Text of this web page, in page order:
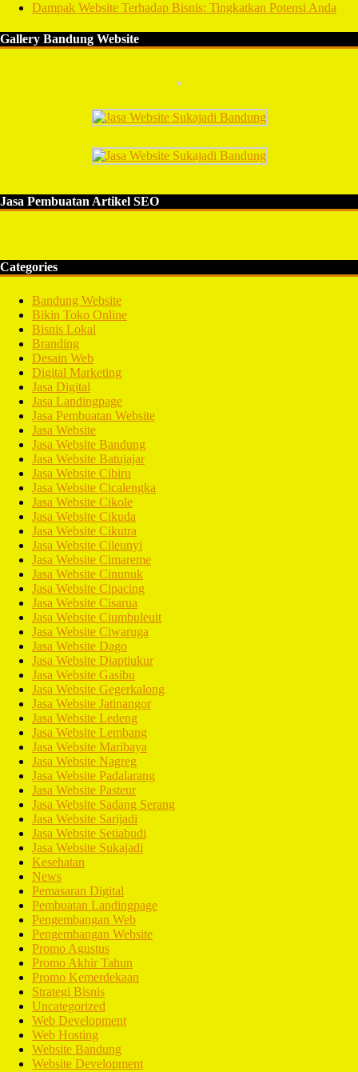
Dampak Website Terhadap Bisnis: Tingkatkan Potensi Anda
Gallery Bandung Website
Jasa Pembuatan Artikel SEO
Categories
Bandung Website
Bikin Toko Online
Bisnis Lokal
Branding
Desain Web
Digital Marketing
Jasa Digital
Jasa Landingpage
Jasa Pembuatan Website
Jasa Website
Jasa Website Bandung
Jasa Website Batujajar
Jasa Website Cibiru
Jasa Website Cicalengka
Jasa Website Cikole
Jasa Website Cikuda
Jasa Website Cikutra
Jasa Website Cileunyi
Jasa Website Cimareme
Jasa Website Cinunuk
Jasa Website Cipacing
Jasa Website Cisarua
Jasa Website Ciumbuleuit
Jasa Website Ciwaruga
Jasa Website Dago
Jasa Website Diaptiukur
Jasa Website Gasibu
Jasa Website Gegerkalong
Jasa Website Jatinangor
Jasa Website Ledeng
Jasa Website Lembang
Jasa Website Maribaya
Jasa Website Nagreg
Jasa Website Padalarang
Jasa Website Pasteur
Jasa Website Sadang Serang
Jasa Website Sarijadi
Jasa Website Setiabudi
Jasa Website Sukajadi
Kesehatan
News
Pemasaran Digital
Pembuatan Landingpage
Pengembangan Web
Pengembangan Website
Promo Agustus
Promo Akhir Tahun
Promo Kemerdekaan
Strategi Bisnis
Uncategorized
Web Development
Web Hosting
Website Bandung
Website Development